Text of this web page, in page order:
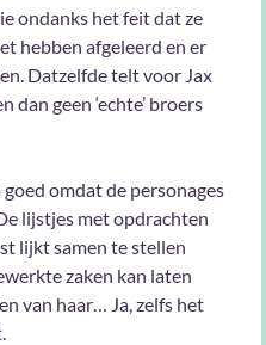
ondanks het feit dat ze
hebben afgeleerd en er
Datzelfde telt voor Jax
dan geen ‘echte’ broers
omdat de personages
lijstjes met opdrachten
lijkt samen te stellen
zaken kan laten
van haar… Ja, zelfs het